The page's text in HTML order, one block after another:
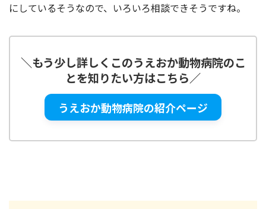
にしているそうなので、いろいろ相談できそうですね。
＼もう少し詳しくこのうえおか動物病院のこ
とを知りたい方はこちら／
うえおか動物病院の紹介ページ